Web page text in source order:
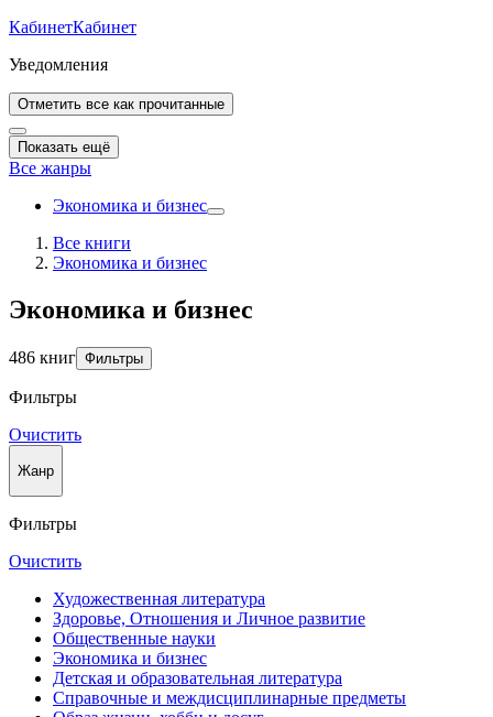
КабинетКабинет
Уведомления
Отметить все как прочитанные
Показать ещё
Все жанры
Экономика и бизнес
Все книги
Экономика и бизнес
Экономика и бизнес
486 книг Фильтры
Фильтры
Очистить
Жанр
Фильтры
Очистить
Художественная литература
Здоровье, Отношения и Личное развитие
Общественные науки
Экономика и бизнес
Детская и образовательная литература
Справочные и междисциплинарные предметы